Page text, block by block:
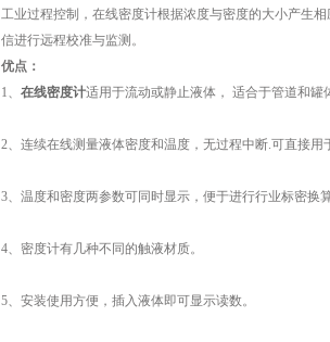
工业过程控制，在线密度计根据浓度与密度的大小产生
信进行远程校准与监测。
优点：
1、 在线密度计适用于流动或静止液体， 适合于管道和罐
2、连续在线测量液体密度和温度，无过程中断.可直接用
3、温度和密度两参数可同时显示，便于进行行业标密换
4、密度计有几种不同的触液材质。
5、安装使用方便，插入液体即可显示读数。